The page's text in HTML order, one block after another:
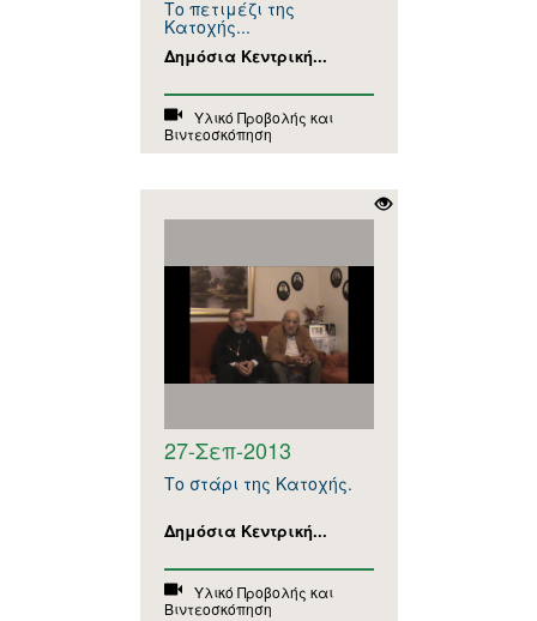
Το πετιμέζι της
Κατοχής...
Δημόσια Κεντρική...
Υλικό Προβολής και
Βιντεοσκόπηση
27-Σεπ-2013
Το στάρι της Κατοχής.
Δημόσια Κεντρική...
Υλικό Προβολής και
Βιντεοσκόπηση